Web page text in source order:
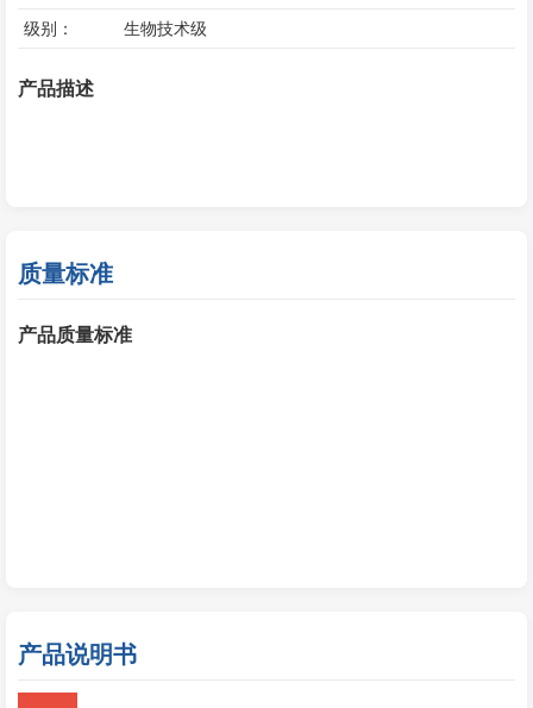
级别： 生物技术级
产品描述
质量标准
产品质量标准
产品说明书